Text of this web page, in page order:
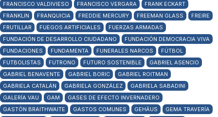
FRANCISCO VALDIVIESO
FRANCISCO VERGARA
FRANK ECKART
FRANKLIN
FRANQUICIA FREDDIE MERCURY FREEMAN GLASS
FREIRE
FRUTILLAR
FUEGOS ARTIFICIALES
FUERZAS ARMADAS
FUNDACIÓN DE DESARROLLO CIUDADANO
FUNDACIÓN DEMOCRACIA VIVA
FUNDACIONES
FUNDAMENTA FUNERALES NARCOS
FÚTBOL
FUTBOLISTAS
FUTRONO FUTURO SOSTENIBLE
GABRIEL ASENCIO
GABRIEL BENAVENTE
GABRIEL BORIC
GABRIEL ROITMAN
GABRIELA CATALÁN
GABRIELA GONZÁLEZ
GABRIELA SABADINI
GALERÍA VAU
GAM
GASES DE EFECTO INVERNADERO
GASTÓN BRAITHWAITE
GASTOS COMUNES GEHÄUS
GEMA TRAVERÍA